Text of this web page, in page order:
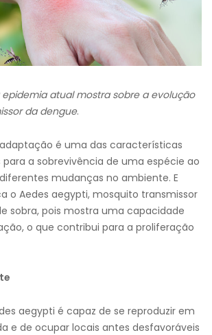
atual mostra sobre a evolução
da dengue.
é uma das características
a sobrevivência de uma espécie ao
mudanças no ambiente. E
o Aedes aegypti, mosquito transmissor
sobra, pois mostra uma capacidade
o que contribui para a proliferação
aegypti é capaz de se reproduzir em
e de ocupar locais antes desfavoráveis